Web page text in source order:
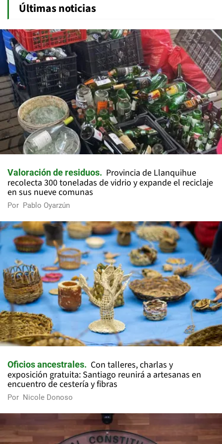
Últimas noticias
Valoración de residuos
Provincia de Llanquihue
recolecta 300 toneladas de vidrio y expande el reciclaje
en sus nueve comunas
Por Pablo Oyarzún
Oficios ancestrales
Con talleres, charlas y
exposición gratuita: Santiago reunirá a artesanas en
encuentro de cestería y fibras
Por Nicole Donoso